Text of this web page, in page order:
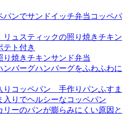
コッペパ
り焼きチキンサンド弁当
ハンバーグをふわふわに
ふすま
入りでヘルシーなコッペパン